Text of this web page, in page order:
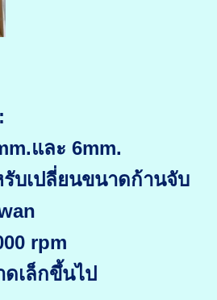
และ 6mm.
รับเปลี่ยนขนาดก้านจับ
rpm
เล็กขึ้นไป